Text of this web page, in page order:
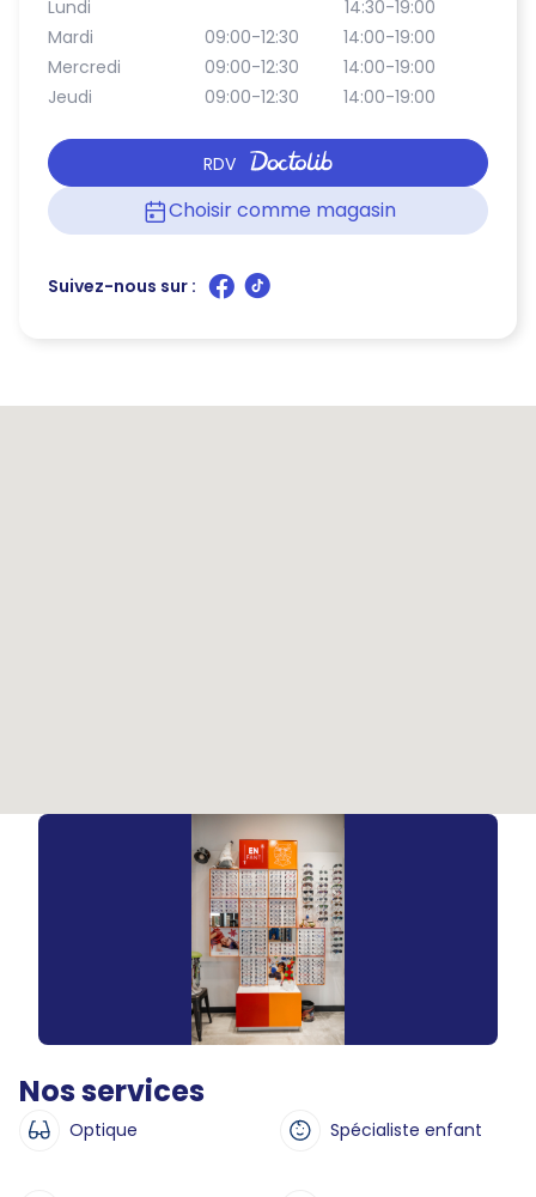
Lundi
14:30-19:00
Mardi
09:00-12:30
14:00-19:00
Mercredi
09:00-12:30
14:00-19:00
Jeudi
09:00-12:30 14:00-19:00
RDV
Choisir comme magasin
Suivez-nous sur :
Nos services
Optique Spécialiste enfant